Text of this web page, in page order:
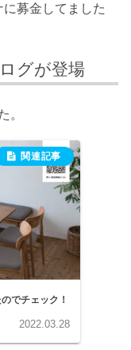
募金してました
グが登場
。
でチェック！
2022.03.28